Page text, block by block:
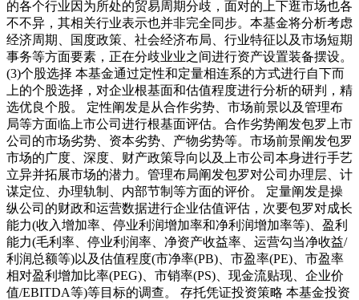
的各个行业因为所处的贸易周期分歧，面对的上下逛市场也各
不不异，其相关行业表示也并非完全同步。本基金将分析考虑
经济周期、国度政策、社会经济布局、行业特征以及市场短期
事务等方面要素，正在分歧业业之间进行资产设置装备摆设。
(3)个股选择 本基金通过定性和定量相连系的方式进行自下而
上的个股选择，对企业根基面和估值程度进行分析的研判，精
选优良个股。 定性阐发是从合作劣势、市场前景以及管理布
局等方面临上市公司进行根基面评估。合作劣势阐发包罗上市
公司的市场劣势、资本劣势、产物劣势等。市场前景阐发包罗
市场的广度、深度、财产政策导向以及上市公司本身进行手艺
立异并拓展市场的潜力。管理布局阐发包罗对公司办理层、计
谋定位、办理轨制、内部节制等方面的评价。 定量阐发是操
纵公司的财政和运营数据进行企业估值评估，次要包罗对成长
能力(收入增加率、停业利润增加率和净利润增加率等)、盈利
能力(毛利率、停业利润率、净资产收益率、运营勾当净收益/
利润总额等)以及估值程度(市净率(PB)、市盈率(PE)、市盈率
相对盈利增加比率(PEG)、市销率(PS)、现金流贴现、企业价
值/EBITDA等)等目标的调查。 存托凭证投资策略 本基金投资